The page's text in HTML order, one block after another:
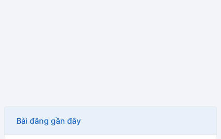
Bài đăng gần đây